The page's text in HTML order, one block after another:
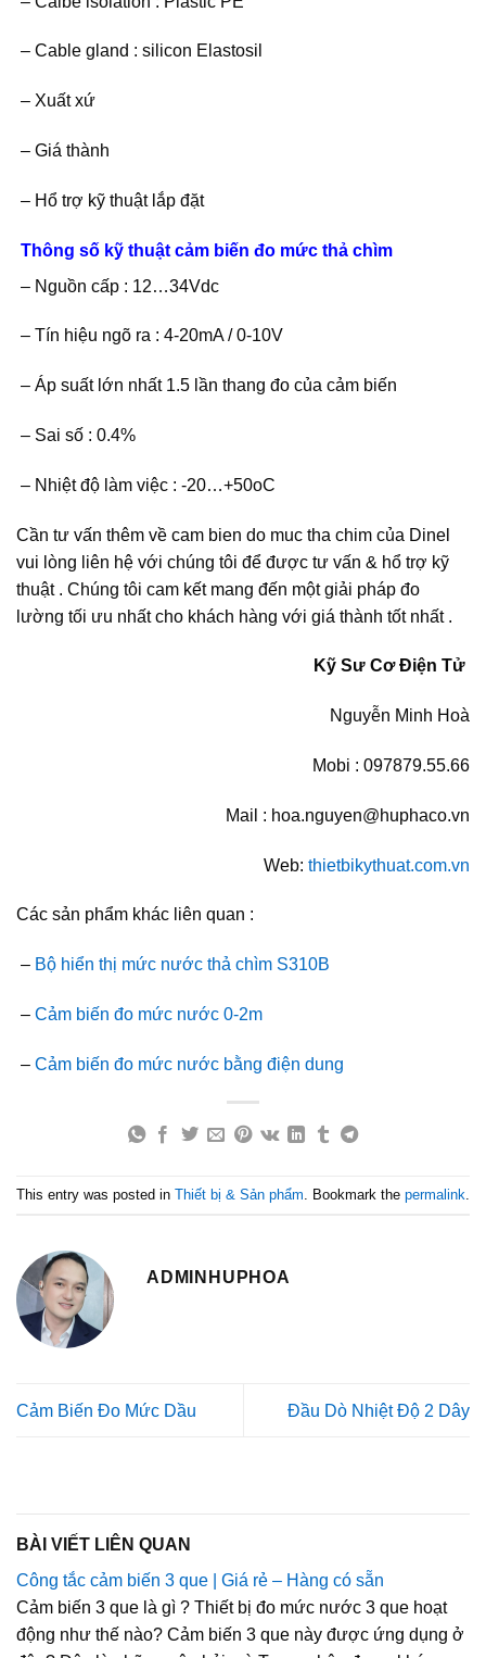
– Cable gland : silicon Elastosil
– Xuất xứ
– Giá thành
– Hổ trợ kỹ thuật lắp đặt
Thông số kỹ thuật cảm biến đo mức thả chìm
– Nguồn cấp : 12…34Vdc
– Tín hiệu ngõ ra : 4-20mA / 0-10V
– Áp suất lớn nhất 1.5 lần thang đo của cảm biến
– Sai số : 0.4%
– Nhiệt độ làm việc : -20…+50oC
Cần tư vấn thêm về cam bien do muc tha chim của Dinel
vui lòng liên hệ với chúng tôi để được tư vấn & hổ trợ kỹ
thuật . Chúng tôi cam kết mang đến một giải pháp đo
lường tối ưu nhất cho khách hàng với giá thành tốt nhất .
Kỹ Sư Cơ Điện Tử
Nguyễn Minh Hoà
Mobi : 097879.55.66
Mail : hoa.nguyen@huphaco.vn
Web: thietbikythuat.com.vn
Các sản phẩm khác liên quan :
– Bộ hiển thị mức nước thả chìm S310B
– Cảm biến đo mức nước 0-2m
– Cảm biến đo mức nước bằng điện dung
This entry was posted in Thiết bị & Sản phẩm . Bookmark the permalink
ADMINHUPHOA
Cảm Biến Đo Mức Dầu Đầu Dò Nhiệt Độ 2 Dây
BÀI VIẾT LIÊN QUAN
Công tắc cảm biến 3 que | Giá rẻ – Hàng có sẵn
Cảm biến 3 que là gì ? Thiết bị đo mức nước 3 que hoạt
động như thế nào? Cảm biến 3 que này được ứng dụng ở